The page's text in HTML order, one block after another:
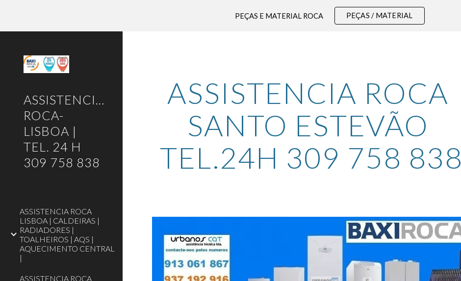
Skip to main content Skip to navigation
PEÇAS E MATERIAL ROCA PEÇAS / MATERIAL
ASSISTENCIA-
ROCA-
LISBOA |
TEL. 24 H
309 758 838
ASSISTENCIA ROCA
LISBOA | CALDEIRAS |
RADIADORES |
TOALHEIROS | AQS |
AQUECIMENTO CENTRAL
|
ASSISTENCIA ROCA
ASSISTENCIA ROCA
SANTO ESTEVÃO
TEL.24H 309 758 838